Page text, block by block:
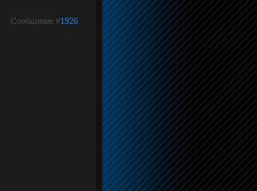
Сообщение #1926